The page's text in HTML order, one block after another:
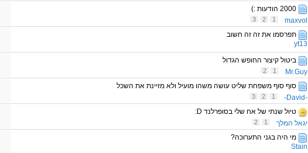
2000 הודעות :)
maxvol
1
2
3
תפרסמו את זה זה חשוב
yt13
ביטול קיצור החופש הגדול
Mr.Guy
1
2
סוף סוף משפחת שליט עושה משהו מועיל ולא מזיינת את השכל
-David-
1
2
3
טיול שנתי של אח שלי בסופרלנד D:
יגאל המלך
1
2
מי היה בגני התערוכה?
Stain